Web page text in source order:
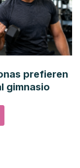
prefieren
gimnasio